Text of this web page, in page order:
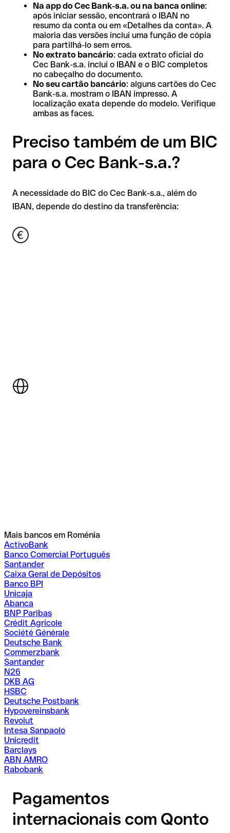
Na app do Cec Bank-s.a. ou na banca online:
após iniciar sessão, encontrará o IBAN no
resumo da conta ou em «Detalhes da conta». A
maioria das versões inclui uma função de cópia
para partilhá-lo sem erros.
No extrato bancário: cada extrato oficial do
Cec Bank-s.a. inclui o IBAN e o BIC completos
no cabeçalho do documento.
No seu cartão bancário: alguns cartões do Cec
Bank-s.a. mostram o IBAN impresso. A
localização exata depende do modelo. Verifique
ambas as faces.
Preciso também de um BIC
para o Cec Bank-s.a.?
A necessidade do BIC do Cec Bank-s.a., além do
IBAN, depende do destino da transferência:
Mais bancos em Roménia
ActivoBank
Banco Comercial Português
Santander
Caixa Geral de Depósitos
Banco BPI
Unicaja
Abanca
BNP Paribas
Crédit Agricole
Société Générale
Deutsche Bank
Commerzbank
Santander
N26
DKB AG
HSBC
Deutsche Postbank
Hypovereinsbank
Revolut
Intesa Sanpaolo
Unicredit
Barclays
ABN AMRO
Rabobank
Pagamentos
internacionais com Qonto